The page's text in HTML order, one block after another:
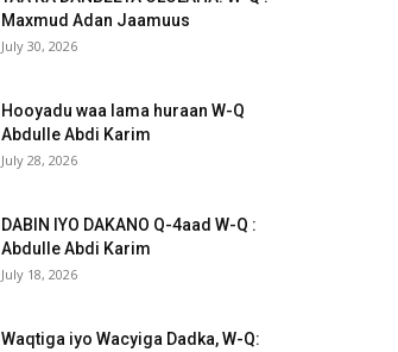
Maxmud Adan Jaamuus
July 30, 2026
Hooyadu waa lama huraan W-Q
Abdulle Abdi Karim
July 28, 2026
DABIN IYO DAKANO Q-4aad W-Q :
Abdulle Abdi Karim
July 18, 2026
Waqtiga iyo Wacyiga Dadka, W-Q: